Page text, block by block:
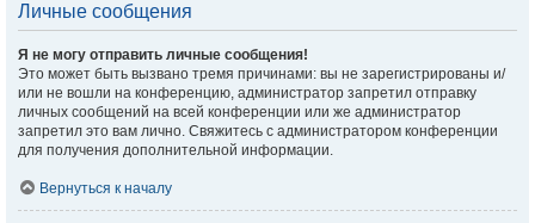
Личные сообщения
Я не могу отправить личные сообщения!
Это может быть вызвано тремя причинами: вы не зарегистрированы и/
или не вошли на конференцию, администратор запретил отправку
личных сообщений на всей конференции или же администратор
запретил это вам лично. Свяжитесь с администратором конференции
для получения дополнительной информации.
Вернуться к началу